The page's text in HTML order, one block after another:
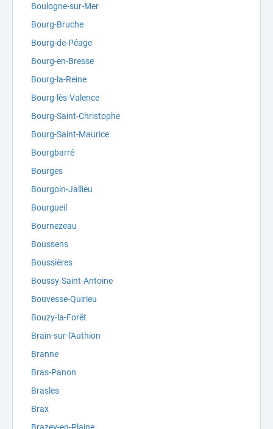
Boulogne-sur-Mer
Bourg-Bruche
Bourg-de-Péage
Bourg-en-Bresse
Bourg-la-Reine
Bourg-lès-Valence
Bourg-Saint-Christophe
Bourg-Saint-Maurice
Bourgbarré
Bourges
Bourgoin-Jallieu
Bourgueil
Bournezeau
Boussens
Boussières
Boussy-Saint-Antoine
Bouvesse-Quirieu
Bouzy-la-Forêt
Brain-sur-l'Authion
Branne
Bras-Panon
Brasles
Brax